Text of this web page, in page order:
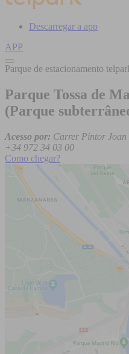
Descarregar a app
APP
Parque de estacionamento
Parque Tossa de
(Parque
Acesso por: Carrer Pintor Joan
+34 972 34 03 00
Como chegar?